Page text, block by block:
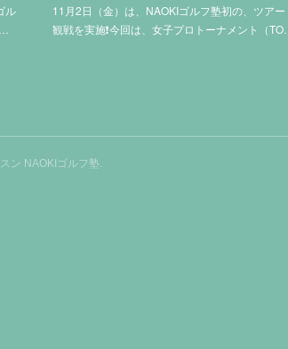
ル
11月2日（金）は、NAOKIゴルフ塾初の、ツアー
観戦を実施❗️今回は、女子プロトーナメント（TO…
ン NAOKIゴルフ塾.